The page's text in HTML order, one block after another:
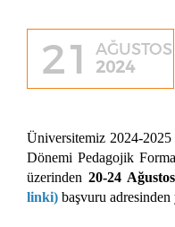
21
AĞUSTOS
2024
Üniversitemiz 2024-
Dönemi Pedagojik
üzerinden20-24
linki) başvuru adresinden